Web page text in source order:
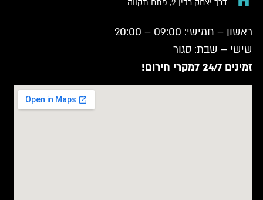
דרך יצחק רבין 2, פתח תקווה
ראשון – חמישי: 09:00 – 20:00
שישי – שבת: סגור
זמינים 24/7 למקרי חירום!